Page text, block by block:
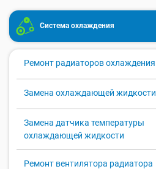
Система охлаждения
Ремонт радиаторов охлаждения
Замена охлаждающей жидкости
Замена датчика температуры
охлаждающей жидкости
Ремонт вентилятора радиатора